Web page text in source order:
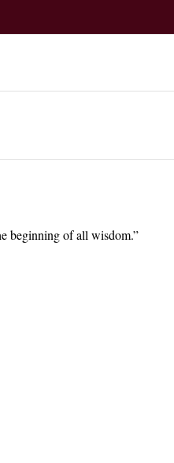
beginning of all wisdom.”